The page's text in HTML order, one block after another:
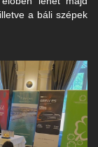
a báli szépek